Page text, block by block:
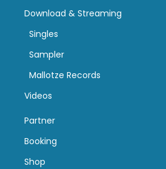
Download & Streaming
Singles
Sampler
Mallotze Records
Videos
Partner
Booking
Shop